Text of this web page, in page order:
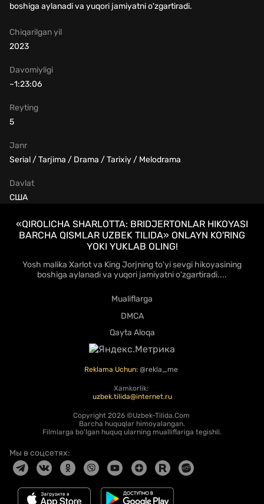
boshiga aylanadi va yuqori jamiyatni o'zgartiradi.
Chiqarilgan yil
2023
Janr
Serial / Tarjima / Drama / Tarixiy / Melodrama
Davomiyligi
~1:23:06
Davlat
США
Reyting
5
«QIROLICHA SHARLOTTA: BRIDJERTONLAR HIKOYASI
BARCHA QISMLAR UZBEK TILIDA» ONLAYN KO'RING
YOKI YUKLAB OLING!
Yosh malika Xarlot va King Jorjning to'yi sevgi hikoyasining
boshiga aylanadi va yuqori jamiyatni o'zgartiradi....
Mualiflarga
DMCA
Qayta Aloqa
Reklama Uchun: @rekla_me
Xamkorlik:
uzbek.tilida@internet.ru
Copyright 2026 ©Uzbek-Tilida.Com
Barcha huquqlar himoyalangan.
Filmlarga bo'lgan huquq ularning mualliflariga tegishli.
Мы в соцсетях: